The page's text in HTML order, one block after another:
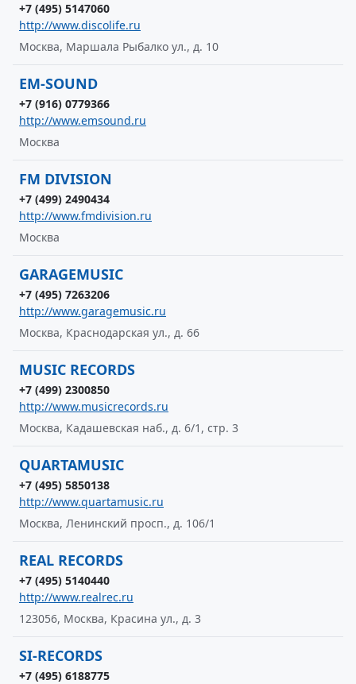
+7 (495) 5147060
http://www.discolife.ru
Москва, Маршала Рыбалко ул., д. 10
EM-SOUND
+7 (916) 0779366
http://www.emsound.ru
Москва
FM DIVISION
+7 (499) 2490434
http://www.fmdivision.ru
Москва
GARAGEMUSIC
+7 (495) 7263206
http://www.garagemusic.ru
Москва, Краснодарская ул., д. 66
MUSIC RECORDS
+7 (499) 2300850
http://www.musicrecords.ru
Москва, Кадашевская наб., д. 6/1, стр. 3
QUARTAMUSIC
+7 (495) 5850138
http://www.quartamusic.ru
Москва, Ленинский просп., д. 106/1
REAL RECORDS
+7 (495) 5140440
http://www.realrec.ru
123056, Москва, Красина ул., д. 3
SI-RECORDS
+7 (495) 6188775